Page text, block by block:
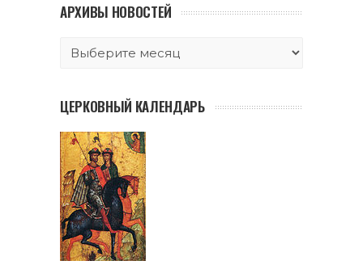
АРХИВЫ НОВОСТЕЙ
ЦЕРКОВНЫЙ КАЛЕНДАРЬ